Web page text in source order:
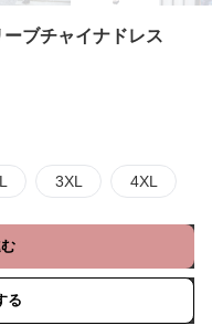
ブチャイナドレス
3XL 4XL
る